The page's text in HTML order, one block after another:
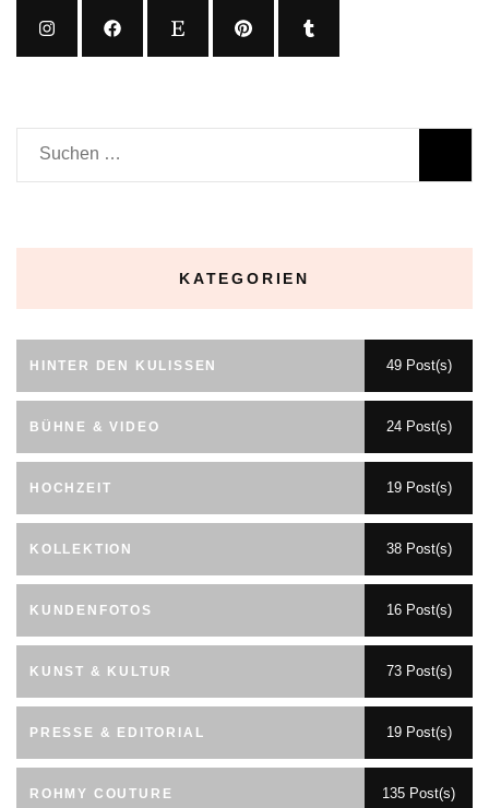
Suchen
nach:
KATEGORIEN
HINTER DEN KULISSEN 49 Post(s)
BÜHNE & VIDEO 24 Post(s)
HOCHZEIT 19 Post(s)
KOLLEKTION 38 Post(s)
KUNDENFOTOS 16 Post(s)
KUNST & KULTUR 73 Post(s)
PRESSE & EDITORIAL 19 Post(s)
ROHMY COUTURE 135 Post(s)